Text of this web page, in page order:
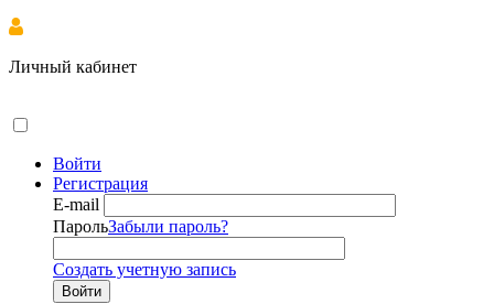
Личный кабинет
Войти
Регистрация
E-mail
ПарольЗабыли пароль?
Создать учетную запись
Войти